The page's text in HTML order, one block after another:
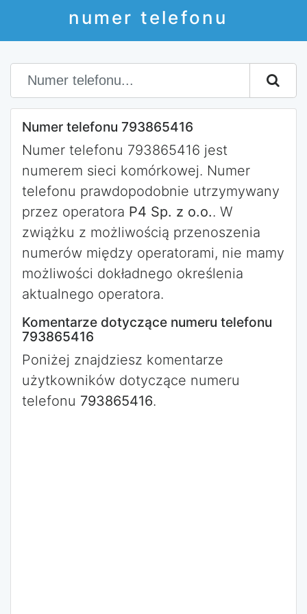
numer telefonu
Numer telefonu 793865416
Numer telefonu 793865416 jest
numerem sieci komórkowej. Numer
telefonu prawdopodobnie utrzymywany
przez operatora P4 Sp. z o.o.. W
zwiążku z możliwością przenoszenia
numerów między operatorami, nie mamy
możliwości dokładnego określenia
aktualnego operatora.
Komentarze dotyczące numeru telefonu
793865416
Poniżej znajdziesz komentarze
użytkowników dotyczące numeru
telefonu 793865416.